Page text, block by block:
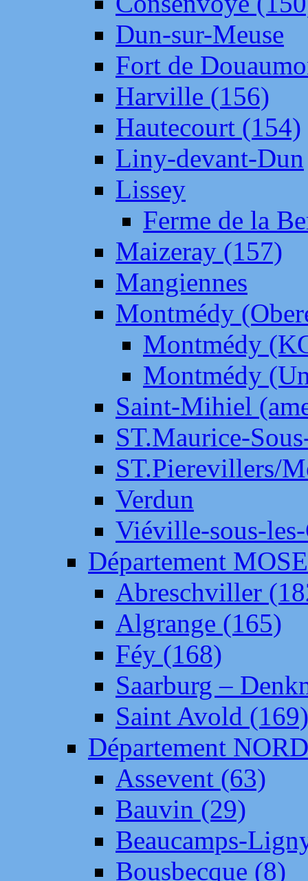
Dun-sur-Meuse
Fort de
Harville (156)
Hautecourt (154)
Liny-devant-Dun
Lissey
Ferme de la
Maizeray (157)
Mangiennes
Montmédy
Montmédy
Montmédy
Saint-Mihiel
ST.Maurice-
ST.Pierevillers/
Verdun
Viéville-sous-
Département
Abreschviller
Algrange (165)
Féy (168)
Saarburg –
Saint Avold (169)
Département NORD
Assevent (63)
Bauvin (29)
Beaucamps-
Bousbecque (8)